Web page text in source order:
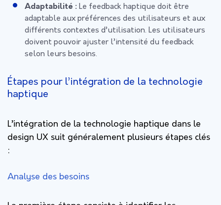
Adaptabilité : Le feedback haptique doit être
adaptable aux préférences des utilisateurs et aux
différents contextes d’utilisation. Les utilisateurs
doivent pouvoir ajuster l’intensité du feedback
selon leurs besoins.
Étapes pour l’intégration de la technologie
haptique
L’intégration de la technologie haptique dans le
design UX suit généralement plusieurs étapes clés
:
Analyse des besoins